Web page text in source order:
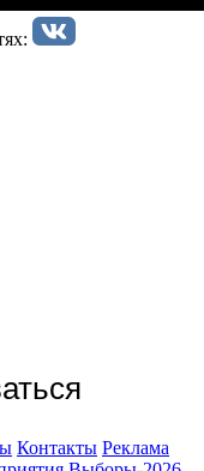
Контакты Реклама